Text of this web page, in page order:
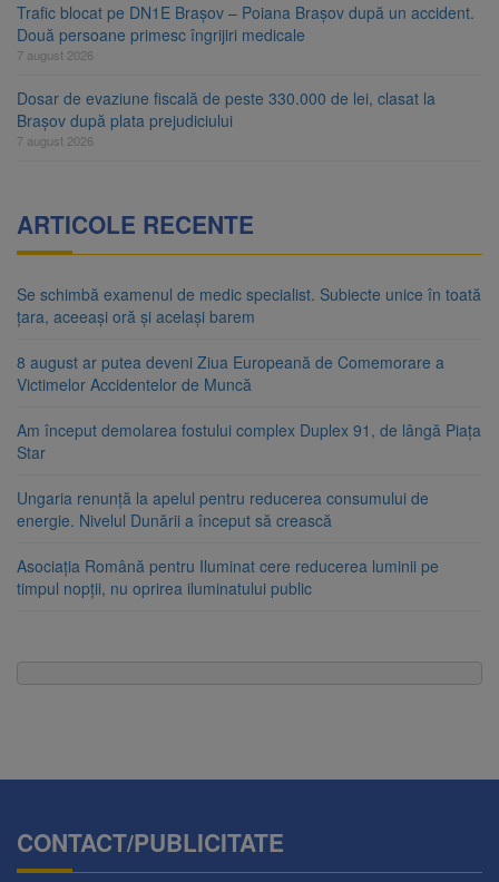
Trafic blocat pe DN1E Brașov – Poiana Brașov după un accident.
Două persoane primesc îngrijiri medicale
7 august 2026
Dosar de evaziune fiscală de peste 330.000 de lei, clasat la
Brașov după plata prejudiciului
7 august 2026
ARTICOLE RECENTE
Se schimbă examenul de medic specialist. Subiecte unice în toată
țara, aceeași oră și același barem
8 august ar putea deveni Ziua Europeană de Comemorare a
Victimelor Accidentelor de Muncă
Am început demolarea fostului complex Duplex 91, de lângă Piața
Star
Ungaria renunță la apelul pentru reducerea consumului de
energie. Nivelul Dunării a început să crească
Asociația Română pentru Iluminat cere reducerea luminii pe
timpul nopții, nu oprirea iluminatului public
CONTACT/PUBLICITATE